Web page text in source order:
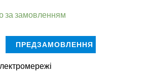
за замовленням
ПРЕДЗАМОВЛЕННЯ